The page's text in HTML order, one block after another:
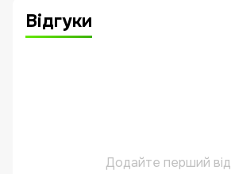
Відгуки
Додайте перший